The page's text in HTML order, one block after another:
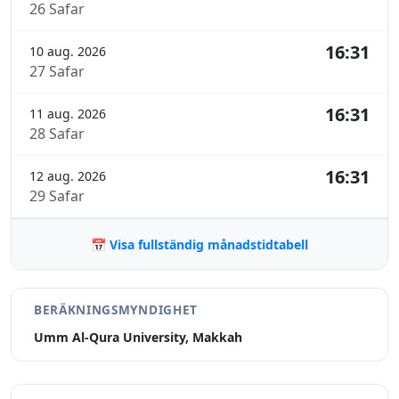
26 Safar
10 aug. 2026
27 Safar
16:31
11 aug. 2026
28 Safar
16:31
12 aug. 2026
29 Safar
16:31
📅 Visa fullständig månadstidtabell
BERÄKNINGSMYNDIGHET
Umm Al-Qura University, Makkah